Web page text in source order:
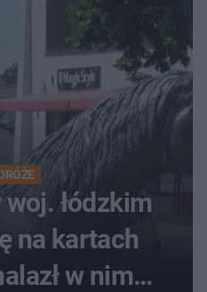
łódzkim
na kartach
w nim